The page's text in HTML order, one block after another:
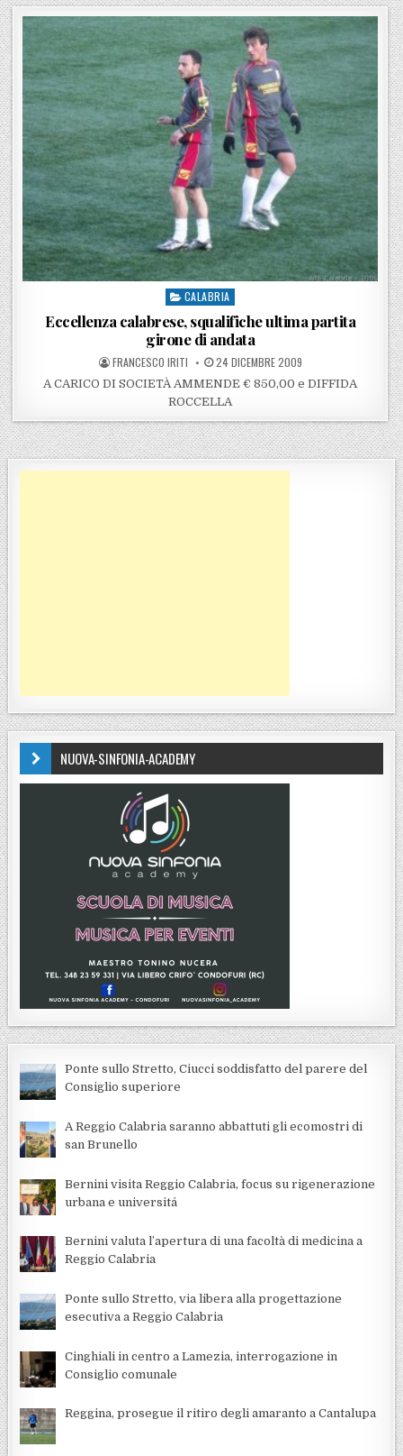
Posted in
CALABRIA
Eccellenza calabrese, squalifiche ultima partita
girone di andata
POSTED BY
FRANCESCO IRITI POSTED ON
24 DICEMBRE 2009
A CARICO DI SOCIETÀ AMMENDE € 850,00 e DIFFIDA
ROCCELLA
NUOVA-SINFONIA-ACADEMY
Ponte sullo Stretto, Ciucci soddisfatto del parere del
Consiglio superiore
A Reggio Calabria saranno abbattuti gli ecomostri di
san Brunello
Bernini visita Reggio Calabria, focus su rigenerazione
urbana e universitá
Bernini valuta l’apertura di una facoltà di medicina a
Reggio Calabria
Ponte sullo Stretto, via libera alla progettazione
esecutiva a Reggio Calabria
Cinghiali in centro a Lamezia, interrogazione in
Consiglio comunale
Reggina, prosegue il ritiro degli amaranto a Cantalupa